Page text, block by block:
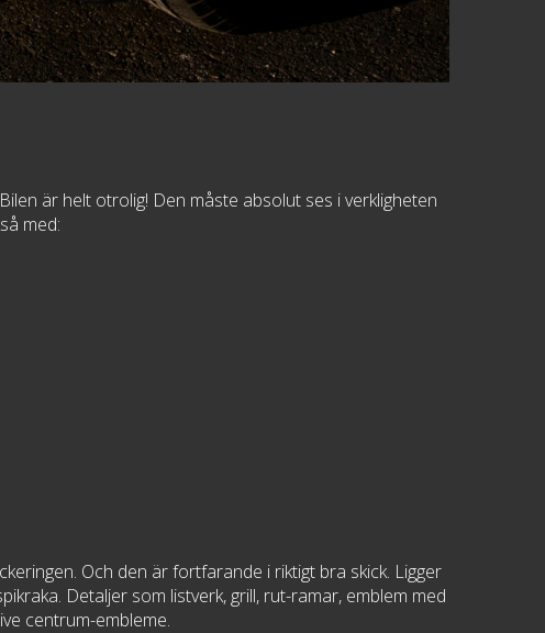
är helt otrolig! Den måste absolut ses i verkligheten
med:
Och den är fortfarande i riktigt bra skick. Ligger
Detaljer som listverk, grill, rut-ramar, emblem med
centrum-embleme.